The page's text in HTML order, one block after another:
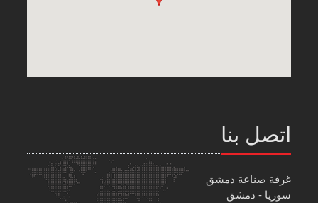
اتصل بنا
غرفة صناعة دمشق
سوريا - دمشق